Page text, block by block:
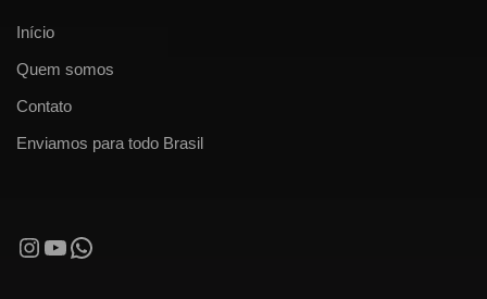
Início
Quem somos
Contato
Enviamos para todo Brasil